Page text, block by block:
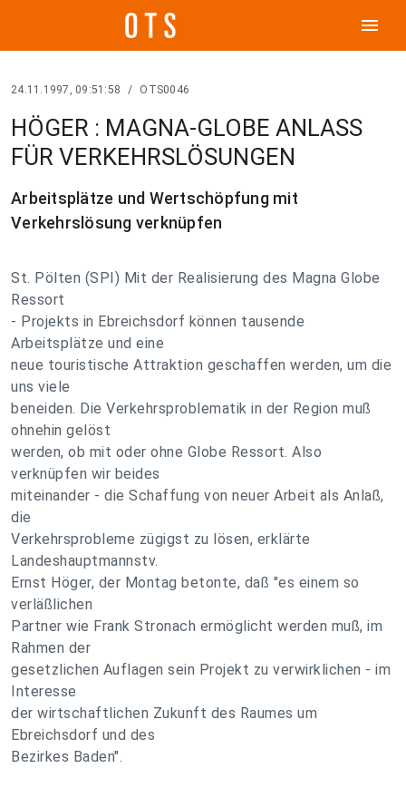
menu
24.11.1997, 09:51:58 / OTS0046
HÖGER : MAGNA-GLOBE ANLASS
FÜR VERKEHRSLÖSUNGEN
Arbeitsplätze und Wertschöpfung mit
Verkehrslösung verknüpfen
St. Pölten (SPI) Mit der Realisierung des Magna Globe
Ressort
- Projekts in Ebreichsdorf können tausende
Arbeitsplätze und eine
neue touristische Attraktion geschaffen werden, um die
uns viele
beneiden. Die Verkehrsproblematik in der Region muß
ohnehin gelöst
werden, ob mit oder ohne Globe Ressort. Also
verknüpfen wir beides
miteinander - die Schaffung von neuer Arbeit als Anlaß,
die
Verkehrsprobleme zügigst zu lösen, erklärte
Landeshauptmannstv.
Ernst Höger, der Montag betonte, daß "es einem so
verläßlichen
Partner wie Frank Stronach ermöglicht werden muß, im
Rahmen der
gesetzlichen Auflagen sein Projekt zu verwirklichen - im
Interesse
der wirtschaftlichen Zukunft des Raumes um
Ebreichsdorf und des
Bezirkes Baden".